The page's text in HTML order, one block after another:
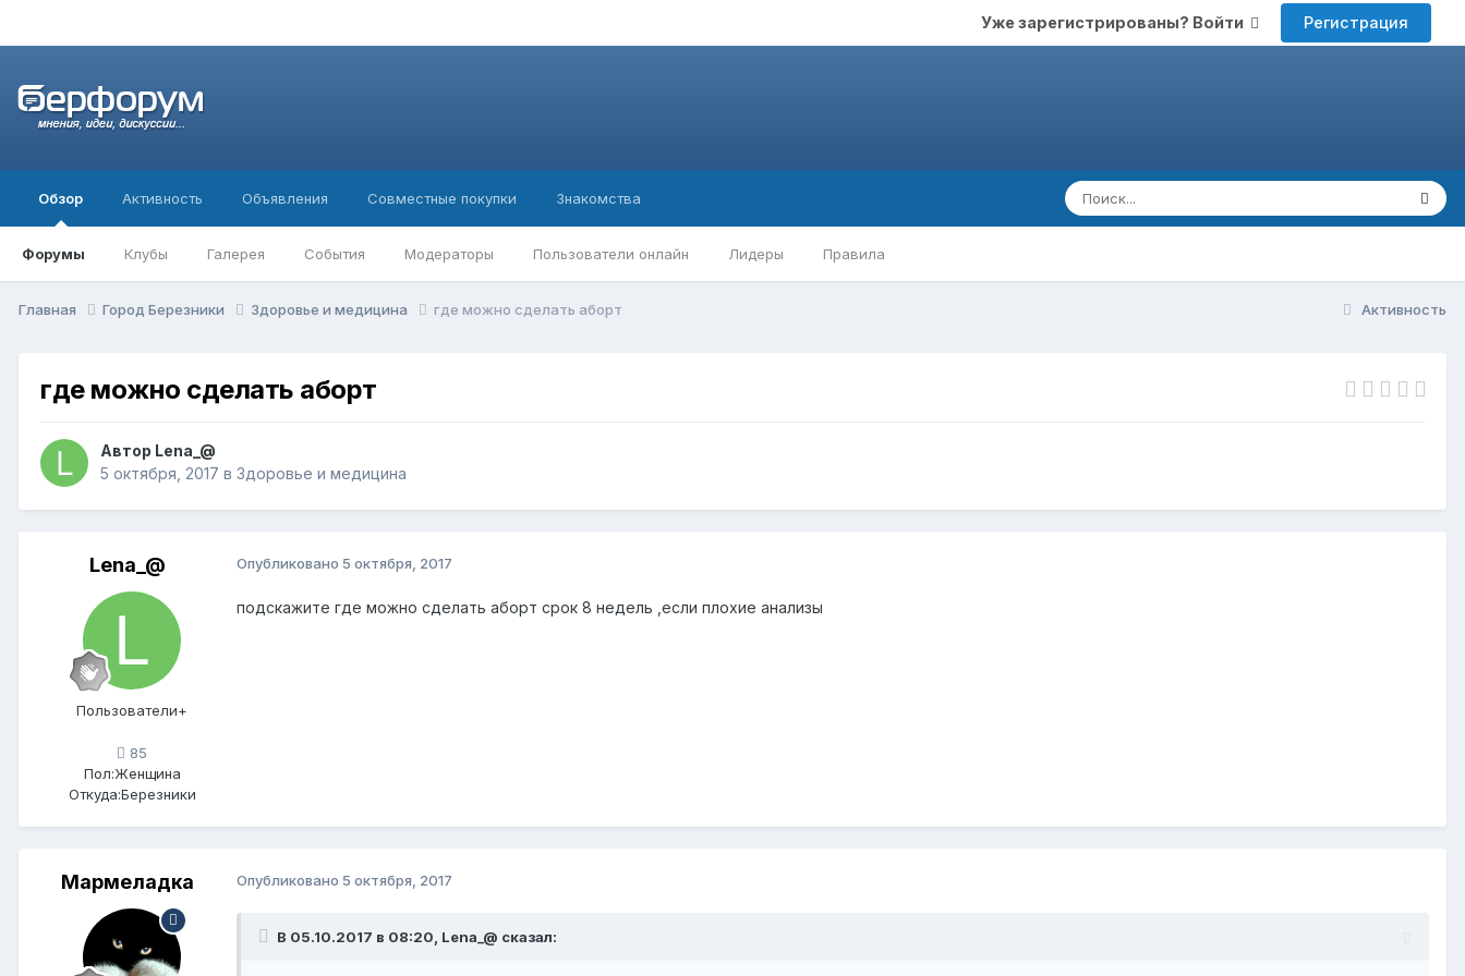
Уже зарегистрированы? Войти Регистрация
Обзор
Форумы Клубы Галерея События Модераторы Пользователи онлайн Лидеры Правила
Активность Объявления Совместные покупки Знакомства
Активность
Главная Город Березники Здоровье и медицина где можно сделать аборт
где можно сделать аборт
Автор Lena_@
5 октября, 2017 в Здоровье и медицина
Lena_@
Пользователи+
85
Пол:Женщина
Откуда:Березники
Опубликовано 5 октября, 2017
подскажите где можно сделать аборт срок 8 недель ,если плохие анализы
Мармеладка Опубликовано 5 октября, 2017
В 05.10.2017 в 08:20, Lena_@ сказал: